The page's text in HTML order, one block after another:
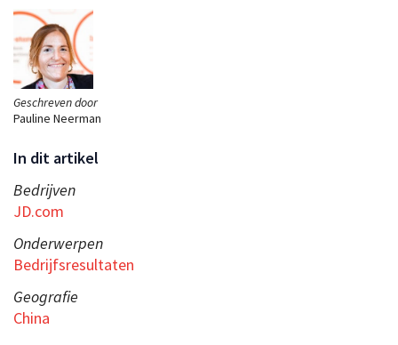
Geschreven door
Pauline Neerman
In dit artikel
Bedrijven
JD.com
Onderwerpen
Bedrijfsresultaten
Geografie
China